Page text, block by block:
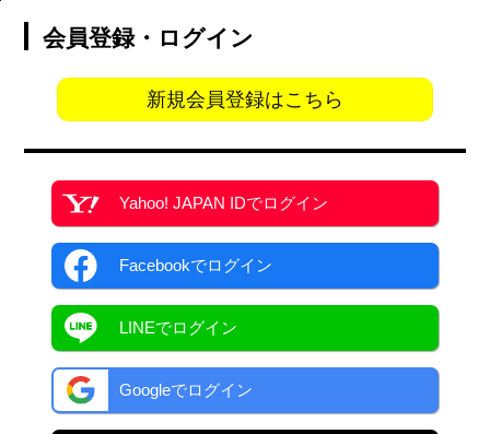
会員登録・ログイン
新規会員登録はこちら
Yahoo! JAPAN IDでログイン
Facebookでログイン
LINEでログイン
Googleでログイン